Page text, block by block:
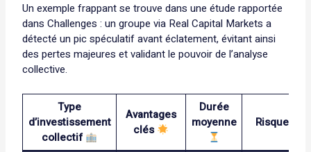
Un exemple frappant se trouve dans une étude rapportée
dans Challenges : un groupe via Real Capital Markets a
détecté un pic spéculatif avant éclatement, évitant ainsi
des pertes majeures et validant le pouvoir de l’analyse
collective.
Type
d’investissement
collectif
Avantages
clés
Durée
moyenne
Risque